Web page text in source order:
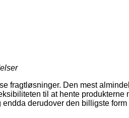
fragtløsninger. Den mest
til at hente produkterne
derudover den billigste